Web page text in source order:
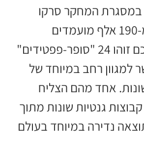
במסגרת המחקר סרקו
החוקרים יותר מ-190 אלף מועמדים
אפשריים, ומתוכם זוהו 24 "סופר-פפטידים"
למגוון רחב במיוחד של
אחד מהם הצליח
גנטיות שונות מתוך
תוצאה נדירה במיוחד בעולם